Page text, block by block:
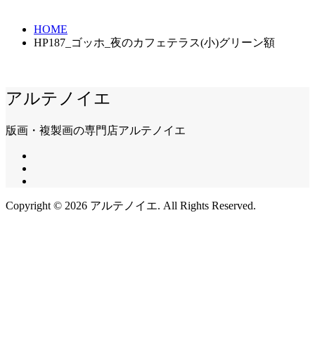
HOME
HP187_ゴッホ_夜のカフェテラス(小)グリーン額
アルテノイエ
版画・複製画の専門店アルテノイエ
Copyright © 2026 アルテノイエ. All Rights Reserved.